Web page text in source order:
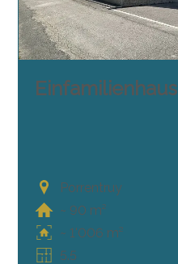
Einfamilienhaus
Porrentruy
~ 90 m²
~ 1'006 m²
5.5